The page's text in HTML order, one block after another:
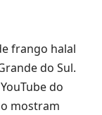
frango halal
do Sul.
do
mostram